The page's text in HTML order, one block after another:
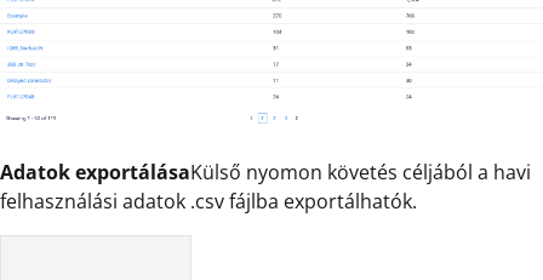
Adatok exportálásaKülső nyomon követés céljából a havi
felhasználási adatok .csv fájlba exportálhatók.